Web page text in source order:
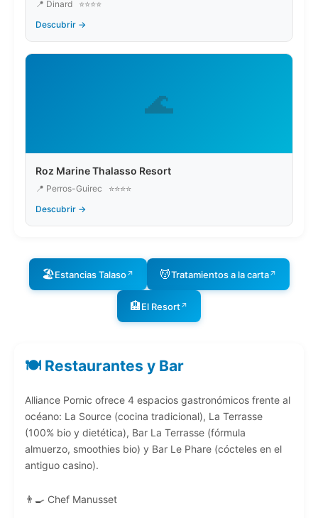
📍 Dinard
⭐⭐⭐⭐
Descubrir →
🌊
Roz Marine Thalasso Resort
📍 Perros-Guirec
⭐⭐⭐⭐
Descubrir →
🏖️Estancias Talaso↗ 💆Tratamientos a la carta↗
🏨El Resort↗
🍽️ Restaurantes y Bar
Alliance Pornic ofrece 4 espacios gastronómicos frente al
océano: La Source (cocina tradicional), La Terrasse
(100% bio y dietética), Bar La Terrasse (fórmula
almuerzo, smoothies bio) y Bar Le Phare (cócteles en el
antiguo casino).
👨‍🍳 Chef Manusset